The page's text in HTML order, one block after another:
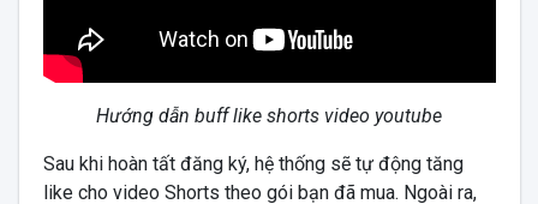
Hướng dẫn buff like shorts video youtube
Sau khi hoàn tất đăng ký, hệ thống sẽ tự động tăng
like cho video Shorts theo gói bạn đã mua. Ngoài ra,